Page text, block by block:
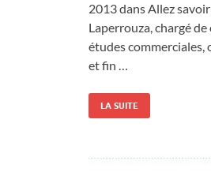
2013 dans Allez
Laperrouza, chargé
études
et fin …
LA SUITE